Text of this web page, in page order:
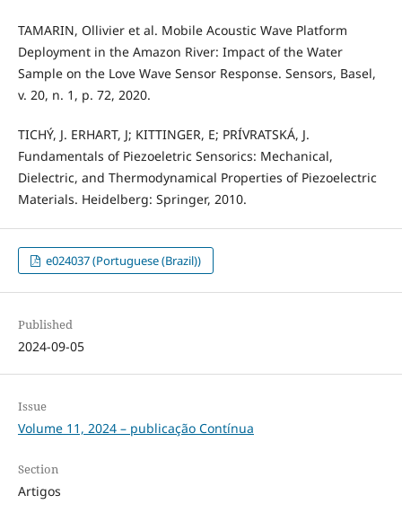
TAMARIN, Ollivier et al. Mobile Acoustic Wave Platform
Deployment in the Amazon River: Impact of the Water
Sample on the Love Wave Sensor Response. Sensors, Basel,
v. 20, n. 1, p. 72, 2020.
TICHÝ, J. ERHART, J; KITTINGER, E; PRÍVRATSKÁ, J.
Fundamentals of Piezoeletric Sensorics: Mechanical,
Dielectric, and Thermodynamical Properties of Piezoelectric
Materials. Heidelberg: Springer, 2010.
e024037 (Portuguese (Brazil))
Published
2024-09-05
Issue
Volume 11, 2024 – publicação Contínua
Section
Artigos